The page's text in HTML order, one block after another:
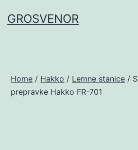
toGROSVENOR
Home / Hakko / Lemne stanice /
prepravke Hakko FR-701